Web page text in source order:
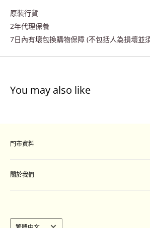
原裝行貨
2年代理保養
7日內有壞包換購物保障 (不包括人為損壞並
You may also like
門市資料
門市地址：
旺角山東街47-51號星際城市一樓109-111 號
Unit 109-111, Sim City, 47-51 Shan Tung
關於我們
付款及運送安排
聯絡我們
繁體中文